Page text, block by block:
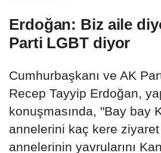
Erdoğan: Biz aile
Parti LGBT diyor
Cumhurbaşkanı ve AK
Recep Tayyip Erdoğan,
konuşmasında, "Bay bay
annelerini kaç kere
annelerinin yavrularını